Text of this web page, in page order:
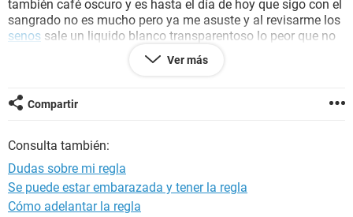
también café oscuro y es hasta el día de hoy que sigo con el
sangrado no es mucho pero ya me asuste y al revisarme los
senos sale un liquido blanco transparentoso lo peor que no
he podido conseguir que mi medico me atienda y estoy
pensando en dejar de tomar las pastillas ya solo me quedan
Ver más
Compartir
Consulta también:
Dudas sobre mi regla
Se puede estar embarazada y tener la regla
Cómo adelantar la regla